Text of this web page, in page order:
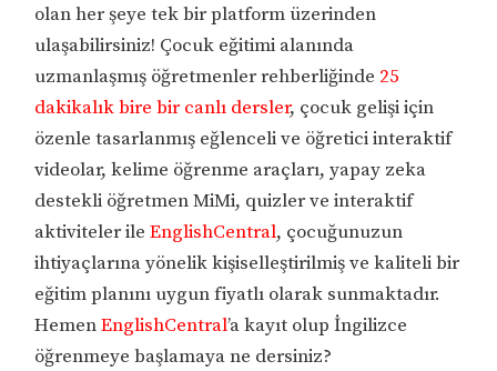
olan her şeye tek bir platform üzerinden
ulaşabilirsiniz! Çocuk eğitimi alanında
uzmanlaşmış öğretmenler rehberliğinde 25
dakikalık bire bir canlı dersler, çocuk gelişi için
özenle tasarlanmış eğlenceli ve öğretici interaktif
videolar, kelime öğrenme araçları, yapay zeka
destekli öğretmen MiMi, quizler ve interaktif
aktiviteler ileEnglishCentral, çocuğunuzun
ihtiyaçlarına yönelik kişiselleştirilmiş ve kaliteli bir
eğitim planını uygun fiyatlı olarak sunmaktadır.
HemenEnglishCentral’a kayıt olup İngilizce
öğrenmeye başlamaya ne dersiniz?